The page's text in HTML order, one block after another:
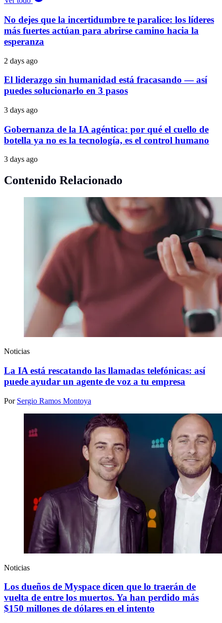
No dejes que la incertidumbre te paralice: los líderes
más fuertes actúan para abrirse camino hacia la
esperanza
2 days ago
El liderazgo sin humanidad está fracasando — así
puedes solucionarlo en 3 pasos
3 days ago
Gobernanza de la IA agéntica: por qué el cuello de
botella ya no es la tecnología, es el control humano
3 days ago
Contenido Relacionado
Noticias
La IA está rescatando las llamadas telefónicas: así
puede ayudar un agente de voz a tu empresa
Por Sergio Ramos Montoya
Noticias
Los dueños de Myspace dicen que lo traerán de
vuelta de entre los muertos. Ya han perdido más
$150 millones de dólares en el intento